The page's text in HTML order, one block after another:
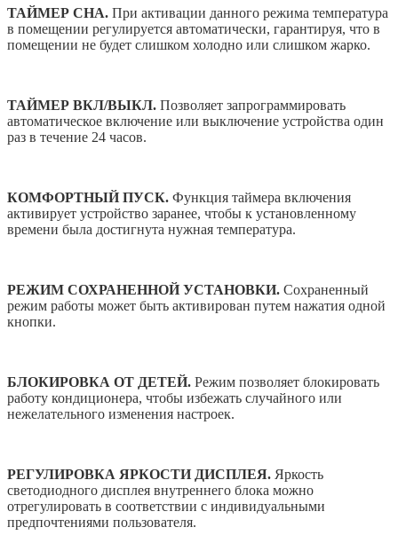
ТАЙМЕР СНА. При активации данного режима температура
в помещении регулируется автоматически, гарантируя, что в
помещении не будет слишком холодно или слишком жарко.
ТАЙМЕР ВКЛ/ВЫКЛ. Позволяет запрограммировать
автоматическое включение или выключение устройства один
раз в течение 24 часов.
КОМФОРТНЫЙ ПУСК. Функция таймера включения
активирует устройство заранее, чтобы к установленному
времени была достигнута нужная температура.
РЕЖИМ СОХРАНЕННОЙ УСТАНОВКИ. Сохраненный
режим работы может быть активирован путем нажатия одной
кнопки.
БЛОКИРОВКА ОТ ДЕТЕЙ. Режим позволяет блокировать
работу кондиционера, чтобы избежать случайного или
нежелательного изменения настроек.
РЕГУЛИРОВКА ЯРКОСТИ ДИСПЛЕЯ. Яркость
светодиодного дисплея внутреннего блока можно
отрегулировать в соответствии с индивидуальными
предпочтениями пользователя.